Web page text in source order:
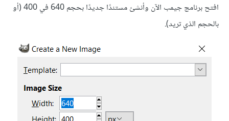
افتح برنامج جيمب الآن وأنشئ مستندًا جديدًا بحجم 640 في 400 (أو
بالحجم الذي تريد).